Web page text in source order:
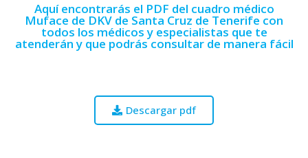
Aquí encontrarás el PDF del cuadro médico
Muface de DKV de Santa Cruz de Tenerife con
todos los médicos y especialistas que te
atenderán y que podrás consultar de manera fácil
Descargar pdf